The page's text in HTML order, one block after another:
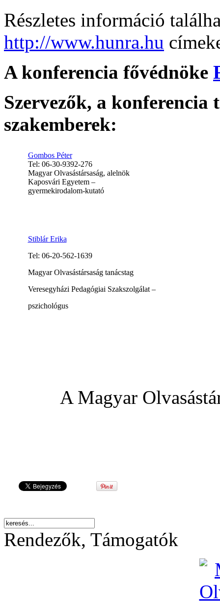
Részletes információ
http://www.hunra.hu
A konferencia fővédnöke
Szervezők, a
szakemberek:
Gombos Péter
Tel: 06-30-9392-276
Magyar Olvasástársaság, alelnök
Kaposvári Egyetem –
gyermekirodalom-kutató
Stiblár Erika
Tel: 06-20-562-1639
Magyar Olvasástársaság tanácstag
Veresegyházi Pedagógiai Szakszolgálat –
pszichológus
A Magyar
Rendezők, Támogatók